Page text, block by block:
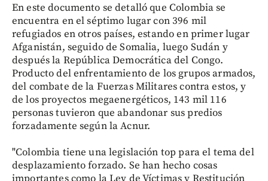
En este documento se detalló que Colombia se
encuentra en el séptimo lugar con 396 mil
refugiados en otros países, estando en primer lugar
Afganistán, seguido de Somalia, luego Sudán y
después la República Democrática del Congo.
Producto del enfrentamiento de los grupos armados,
del combate de la Fuerzas Militares contra estos, y
de los proyectos megaenergéticos, 143 mil 116
personas tuvieron que abandonar sus predios
forzadamente según la Acnur.
"Colombia tiene una legislación top para el tema del
desplazamiento forzado. Se han hecho cosas
importantes como la Ley de Víctimas y Restitución